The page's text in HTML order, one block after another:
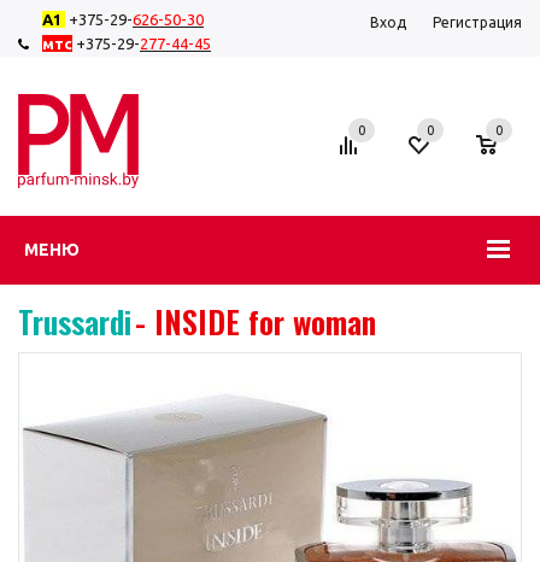
А1 +375-29-626-50-30
мтс +375-29-277-44-45
Вход Регистрация
МЕНЮ
0 0 0
Trussardi- INSIDE for woman